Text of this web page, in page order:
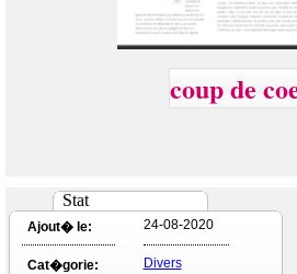
coup de
Stat
Ajout� le: 24-08-2020
Cat�gorie: Divers